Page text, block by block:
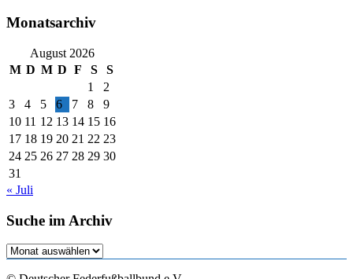
Monatsarchiv
August 2026
M D M D F S
S
1
2
3
4 5 6 7 8
9
10 11 12 13 14 15 16
17 18 19 20 21 22 23
24 25 26 27 28 29 30
31
« Juli
Suche im Archiv
Suche
im